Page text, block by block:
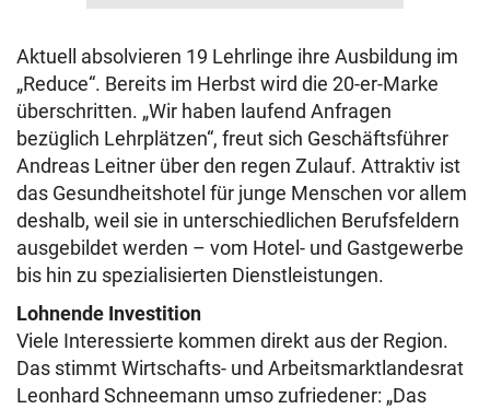
Aktuell absolvieren 19 Lehrlinge ihre Ausbildung im
„Reduce“. Bereits im Herbst wird die 20-er-Marke
überschritten. „Wir haben laufend Anfragen
bezüglich Lehrplätzen“, freut sich Geschäftsführer
Andreas Leitner über den regen Zulauf. Attraktiv ist
das Gesundheitshotel für junge Menschen vor allem
deshalb, weil sie in unterschiedlichen Berufsfeldern
ausgebildet werden – vom Hotel- und Gastgewerbe
bis hin zu spezialisierten Dienstleistungen.
Lohnende Investition
Viele Interessierte kommen direkt aus der Region.
Das stimmt Wirtschafts- und Arbeitsmarktlandesrat
Leonhard Schneemann umso zufriedener: „Das